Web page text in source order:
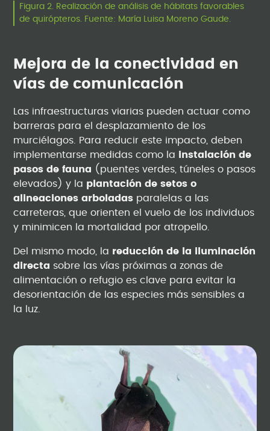
Figura 2. Realización de análisis de hábitats favorables
de quirópteros. Fuente: María Luisa Moreno Gaude.
Mejora de la conectividad en
vías de comunicación
Las infraestructuras viarias pueden actuar como
barreras para el desplazamiento de los
murciélagos. Para reducir este impacto, deben
implementarse medidas como la instalación de
pasos de fauna (puentes verdes, túneles o pasos
elevados) y la plantación de setos o
alineaciones arboladas paralelas a las
carreteras, que orienten el vuelo de los individuos
y minimicen la mortalidad por atropello.
Del mismo modo, la reducción de la iluminación
directa sobre las vías próximas a zonas de
alimentación o refugio es clave para evitar la
desorientación de las especies más sensibles a
la luz.